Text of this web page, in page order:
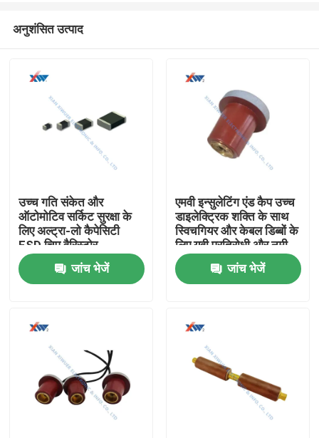
उत्पादों
वीआर दिखाएँ
अनुशंसित उत्पाद
उच्च गति संकेत और
ऑटोमोटिव सर्किट सुरक्षा के
लिए अल्ट्रा-लो कैपेसिटी
ESD चिप वैरिस्टोर
जांच भेजें
एमवी इन्सुलेटिंग एंड कैप उच्च
डाइलेक्ट्रिक शक्ति के साथ
स्विचगियर और केबल डिब्बों के
लिए यूवी प्रतिरोधी और नमी
प्रतिरोधी
जांच भेजें